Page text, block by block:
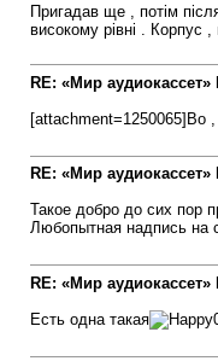
Пригадав ще , потім
високому рівні . Корпус
RE: «Мир аудиокассет»
[attachment=1250065]Во ,
RE: «Мир аудиокассет»
Такое добро до сих пор
Любопытная надпись на
RE: «Мир аудиокассет»
Есть одна такая